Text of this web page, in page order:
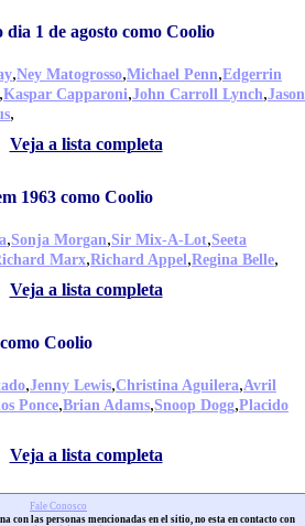
dia 1 de agosto como Coolio
,Ney Matogrosso,Michael Penn,Edgerrin
,Kaspar Capparoni,John Carroll Lynch,Jason
,
Veja a lista completa
1963 como Coolio
,Sonja Morgan,Sir Mix-A-Lot,Seeta
Marx,Richard Appel,Regina Belle,
Veja a lista completa
Coolio
,Jenny Lewis,Christina Aguilera,Avril
Ponce,Brian Adams,Snoop Dogg,Placido
Veja a lista completa
Fale Conosco
con las personas mencionadas en el sitio, no esta en contacto con